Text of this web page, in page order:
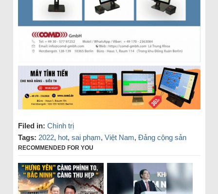
Filed in: Chính trị
Tags: 2022, hot, sai phạm, Việt Nam, Đảng cộng sản
RECOMMENDED FOR YOU